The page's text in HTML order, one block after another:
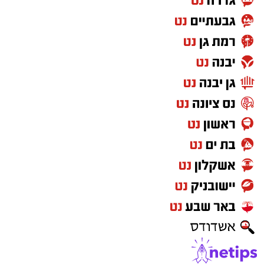
במסגרת הפעילות עוכבו לחקירה מפעילת המקום,
מחזיק המקום ושני משתתפים נוספים שנכחו
במקום. כלל המעורבים הועברו להמשך טיפול
וחקירה בתחנת המשטרה.
החקירה נמשכת.
סגן מפקד תחנת אשקלון, רפ"ק דורון ששון, מסר:
"תחנת אשקלון פועלת באופן נחוש ועקבי נגד
תופעת ההימורים הבלתי חוקיים, המהווה כר פורה
לפעילות עבריינית ופוגעת בסדר הציבורי. נמשיך